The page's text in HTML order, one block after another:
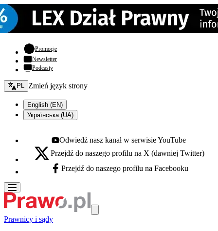
Promocje- otwiera się w nowej karcie
Newsletter
Podcasty
Zmień język - bieżący:
PL Zmień język strony
English (EN)
Українська (UA)
Youtube - otwiera się w nowej karcie
Odwiedź nasz kanał w serwisie YouTube
X - otwiera się w nowej karcie
Przejdź do naszego profilu na X (dawniej Twitter)
Facebook - otwiera się w nowej karcie
Przejdź do naszego profilu na Facebooku
Prawnicy i sądy